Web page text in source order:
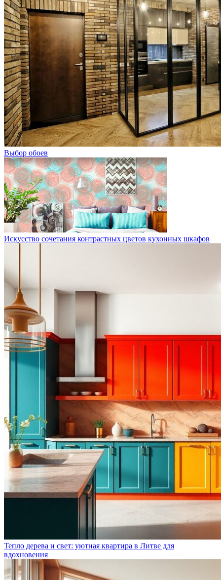
Выбор обоев
Искусство сочетания контрастных цветов кухонных шкафов
Тепло дерева и свет: уютная квартира в Литве для
вдохновения